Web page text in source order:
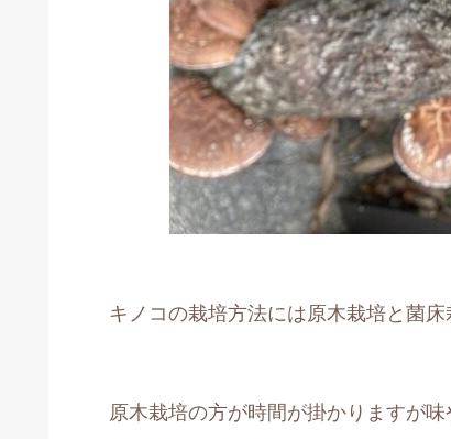
キノコの栽培方法には原木栽培と菌
原木栽培の方が時間が掛かりますが